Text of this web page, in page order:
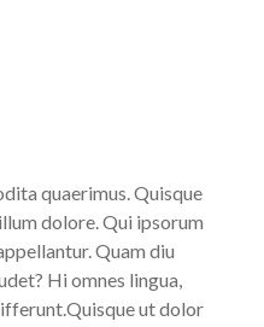
quaerimus. Quisque
dolore. Qui ipsorum
Quam diu
Hi omnes lingua,
ut dolor